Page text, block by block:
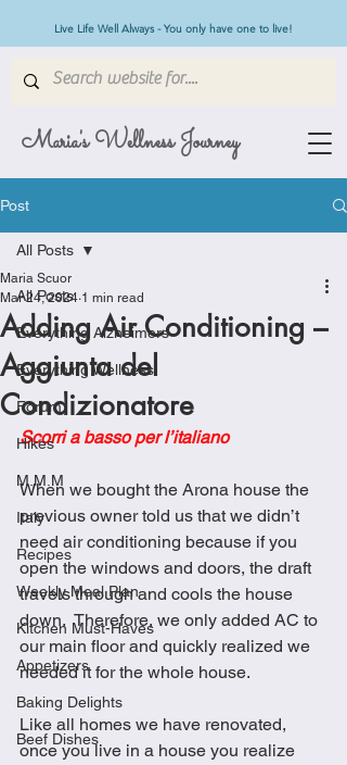
Maria's Wellness Journey
Live Life Well Always - You only have one to live!
Post
All Posts
Everything Alzheimers
Everything Wellness
Forum
Hikes
M.M.M
Italy
Recipes
Weekly Meal Plan
Kitchen Must-Haves
Appetizers
Baking Delights
Beef Dishes
All Posts
Adding Air Conditioning –
Aggiunta del
Condizionatore
Maria Scuor
Mar 24, 2024 1 min read
Scorri a basso per l’italiano
When we bought the Arona house the
previous owner told us that we didn’t
need air conditioning because if you
open the windows and doors, the draft
travels through and cools the house
down.  Therefore, we only added AC to
our main floor and quickly realized we
needed it for the whole house.
Like all homes we have renovated,
once you live in a house you realize